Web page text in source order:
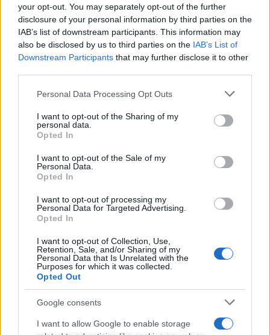
your opt-out. You may separately opt-out of the further
disclosure of your personal information by third parties on the
IAB’s list of downstream participants. This information may
also be disclosed by us to third parties on the IAB’s List of
Downstream Participants that may further disclose it to other
Please note that this website/app uses one or more Google
not limited to your visit or usage behaviour. You may click to
grant or deny consent to Google and its third-party tags to
use your data for below specified purposes in below Google
consent section.
Personal Data Processing Opt Outs
I want to opt-out of the Sharing of my
personal data.
Opted In
I want to opt-out of the Sale of my
Personal Data.
Opted In
I want to opt-out of processing my
Personal Data for Targeted Advertising.
Opted In
I want to opt-out of Collection, Use,
Retention, Sale, and/or Sharing of my
Personal Data that Is Unrelated with the
Purposes for which it was collected.
Opted Out
Google consents
I want to allow Google to enable storage
*Δημοσιεύθηκε στη "ΜτΚ" στις 9/10 Μαρτίου 2019
αναζήτηση τηςGoogle
Πρόσθεσέ το στηνGoogle
ΑΥΤΟΔΙΟΙΚΗΣΗ